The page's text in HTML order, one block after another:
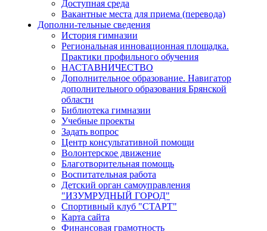
Доступная среда
Вакантные места для приема (перевода)
Дополни-тельные сведения
История гимназии
Региональная инновационная площадка.
Практики профильного обучения
НАСТАВНИЧЕСТВО
Дополнительное образование. Навигатор
дополнительного образования Брянской
области
Библиотека гимназии
Учебные проекты
Задать вопрос
Центр консультативной помощи
Волонтерское движение
Благотворительная помощь
Воспитательная работа
Детский орган самоуправления
"ИЗУМРУДНЫЙ ГОРОД"
Спортивный клуб "СТАРТ"
Карта сайта
Финансовая грамотность